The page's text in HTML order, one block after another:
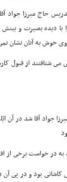
حاج میرزا
با دیده بصیرت و
خوش به آنان نشان
شتافتند از قبول
میرزا جواد آقا شد
به در خواست برخى از
کاشانى بود و در پى